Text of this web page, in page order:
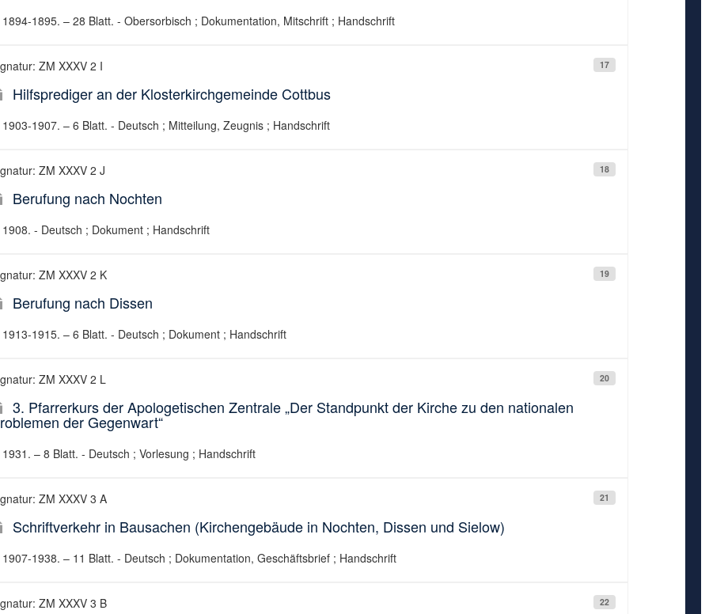
1894-1895. – 28 Blatt. - Obersorbisch ; Dokumentation, Mitschrift ; Handschrift
17
ZM XXXV 2 I
Hilfsprediger an der Klosterkirchgemeinde Cottbus
1903-1907. – 6 Blatt. - Deutsch ; Mitteilung, Zeugnis ; Handschrift
18
ZM XXXV 2 J
Berufung nach Nochten
1908. - Deutsch ; Dokument ; Handschrift
19
ZM XXXV 2 K
Berufung nach Dissen
1913-1915. – 6 Blatt. - Deutsch ; Dokument ; Handschrift
20
ZM XXXV 2 L
3. Pfarrerkurs der Apologetischen Zentrale „Der Standpunkt der Kirche zu den nationalen
der Gegenwart“
1931. – 8 Blatt. - Deutsch ; Vorlesung ; Handschrift
21
ZM XXXV 3 A
Schriftverkehr in Bausachen (Kirchengebäude in Nochten, Dissen und Sielow)
1907-1938. – 11 Blatt. - Deutsch ; Dokumentation, Geschäftsbrief ; Handschrift
22
ZM XXXV 3 B